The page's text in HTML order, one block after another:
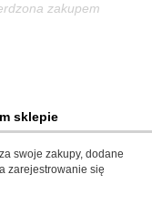
zakupem
sklepie
swoje zakupy, dodane
zarejestrowanie się